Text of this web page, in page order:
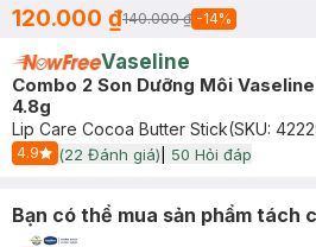
120.000 ₫140.000 ₫ -14%
Vaseline
Combo 2 Son Dưỡng Môi
4.8g
Lip Care Cocoa Butter Stick(SKU:
4.9
Start Icon
(22 Đánh giá) 50 Hỏi đáp
Bạn có thể mua sản phẩm tách